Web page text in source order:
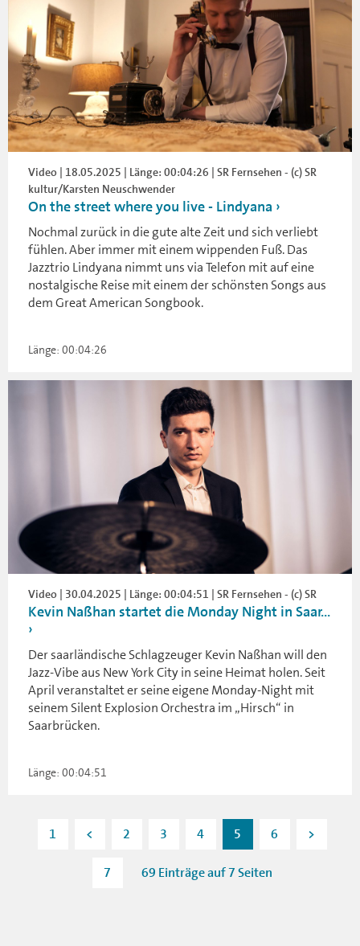
Video | 18.05.2025 | Länge: 00:04:26 | SR Fernsehen - (c) SR
kultur/Karsten Neuschwender
On the street where you live - Lindyana
Nochmal zurück in die gute alte Zeit und sich verliebt
fühlen. Aber immer mit einem wippenden Fuß. Das
Jazztrio Lindyana nimmt uns via Telefon mit auf eine
nostalgische Reise mit einem der schönsten Songs aus
dem Great American Songbook.
Länge: 00:04:26
Video | 30.04.2025 | Länge: 00:04:51 | SR Fernsehen - (c) SR
Kevin Naßhan startet die Monday Night in Saar...
Der saarländische Schlagzeuger Kevin Naßhan will den
Jazz-Vibe aus New York City in seine Heimat holen. Seit
April veranstaltet er seine eigene Monday-Night mit
seinem Silent Explosion Orchestra im „Hirsch“ in
Saarbrücken.
Länge: 00:04:51
1 < 2 3 4 5 6 >
7 69 Einträge auf 7 Seiten